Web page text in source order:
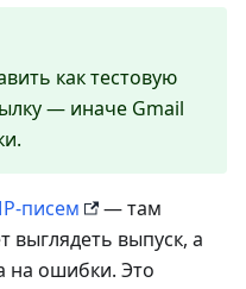
как тестовую
— иначе Gmail
писем
— там
выглядеть выпуск, а
на ошибки. Это